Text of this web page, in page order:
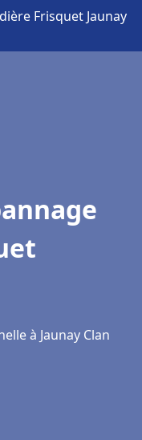
Frisquet Jaunay
à Jaunay Clan